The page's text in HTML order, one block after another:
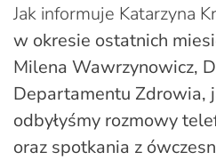
Jak informuje Katarzyna
w okresie ostatnich
Milena Wawrzynowicz,
Departamentu Zdrowia,
odbyłyśmy rozmowy
oraz spotkania z